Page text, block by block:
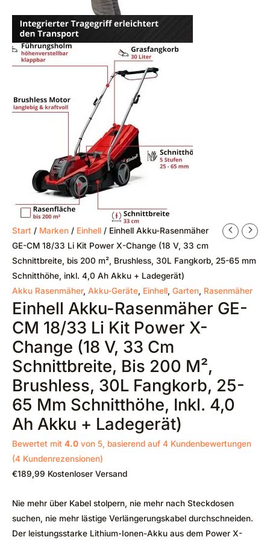
Start / Marken / Einhell / Einhell Akku-Rasenmäher
GE-CM 18/33 Li Kit Power X-Change (18 V, 33 cm
Schnittbreite, bis 200 m², Brushless, 30L Fangkorb, 25-65 mm
Schnitthöhe, inkl. 4,0 Ah Akku + Ladegerät)
Akku Rasenmäher, Akku-Geräte Einhell Garten Rasenmäher
Einhell Akku-Rasenmäher GE-
CM 18/33 Li Kit Power X-
Change (18 V, 33 Cm
Schnittbreite, Bis 200 M²,
Brushless, 30L Fangkorb, 25-
65 Mm Schnitthöhe, Inkl. 4,0
Ah Akku + Ladegerät)
Bewertet mit 4.0 von 5, basierend auf 4 Kundenbewertungen
(4 Kundenrezensionen)
€189,99 Kostenloser Versand
Nie mehr über Kabel stolpern, nie mehr nach Steckdosen
suchen, nie mehr lästige Verlängerungskabel durchschneiden.
Der leistungsstarke Lithium-Ionen-Akku aus dem Power X-